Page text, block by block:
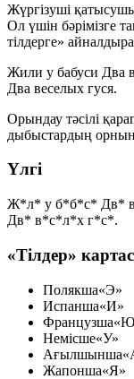
Жүргізуші
Ол үшін бәрімізге
тілдерге»
Жили у бабуси Два
Два веселых гуся.
Орындау тәсілі
дыбыстардың
Үлгі
Ж*л* у б*б*с* Дв*
Дв* в*с*л*х г*с*.
«Тілдер»
Полякша«Э»
Испанша«И»
Французша
Немісше«У»
Ағылшынша
Жапонша«Я»